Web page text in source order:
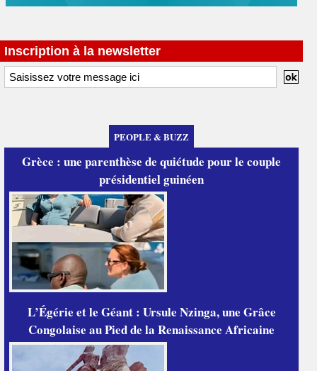
Inscription à la newsletter
PEOPLE & BUZZ
Grèce : une parenthèse de quiétude pour le couple
présidentiel guinéen
L’Égérie et le Géant : Ursule Nzinga, une Grâce
Congolaise au Pied de la Renaissance Africaine